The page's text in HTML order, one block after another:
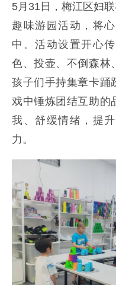
5月31日，梅江区妇
趣味游园活动，将
中。活动设置开心
色、投壶、不倒森林
孩子们手持集章卡踊
戏中锤炼团结互助的
我、舒缓情绪，提
力。